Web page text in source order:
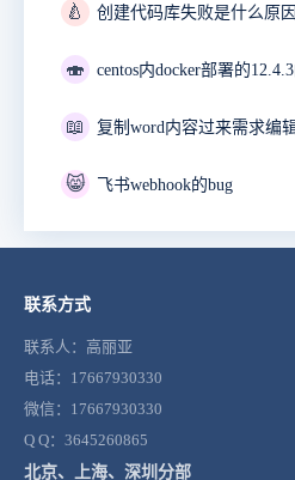
🍐 创建代码库失败是什么原因
🍣
📖
😸 飞书webhook的bug
联系方式
联系人：高丽亚
电话：17667930330
微信：17667930330
Q Q：3645260865
北京、上海、深圳分部